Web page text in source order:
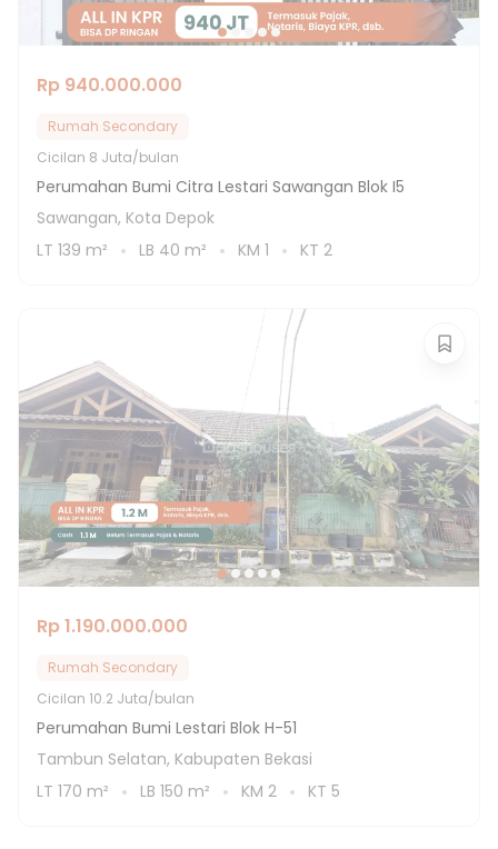
Rp 940.000.000
Rumah Secondary
Cicilan 8 Juta/bulan
Perumahan Bumi Citra Lestari Sawangan Blok I5
Sawangan, Kota Depok
LT 139 m² LB 40 m² KM 1 KT 2
Rp 1.190.000.000
Rumah Secondary
Cicilan 10.2 Juta/bulan
Perumahan Bumi Lestari Blok H-51
Tambun Selatan, Kabupaten Bekasi
LT 170 m² LB 150 m² KM 2 KT 5